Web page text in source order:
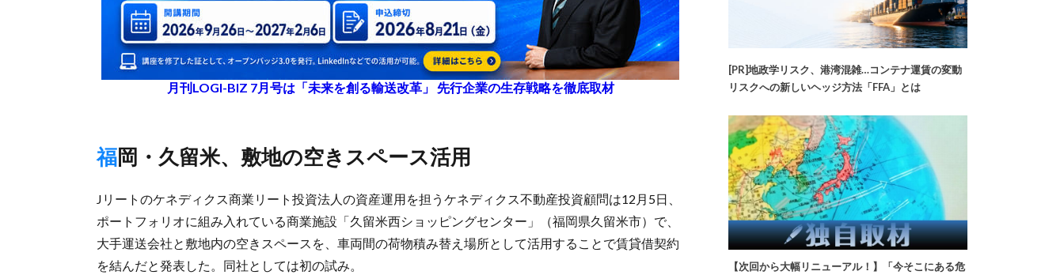
月刊LOGI-BIZ 7月号は「未来を創る輸送改革」 先行企業の生存戦略を徹底取材
福岡・久留米、敷地の空きスペース活用
Jリートのケネディクス商業リート投資法人の資産運用を担うケネディクス不動産投資顧問は12月5日、
ポートフォリオに組み入れている商業施設「久留米西ショッピングセンター」（福岡県久留米市）で、
大手運送会社と敷地内の空きスペースを、車両間の荷物積み替え場所として活用することで賃貸借契約
を結んだと発表した。同社としては初の試み。
[PR]地政学リスク、港湾混雑…コンテナ運賃の変動
リスクへの新しいヘッジ方法「FFA」とは
【次回から大幅リニューアル！】「今そこにある危